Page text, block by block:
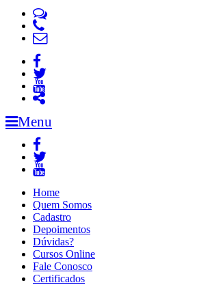
Menu
Home
Quem Somos
Cadastro
Depoimentos
Dúvidas?
Cursos Online
Fale Conosco
Certificados